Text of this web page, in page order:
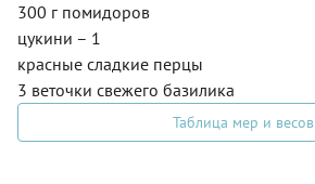
300 г помидоров
цукини – 1
красные сладкие перцы
3 веточки свежего базилика
Таблица мер и весов